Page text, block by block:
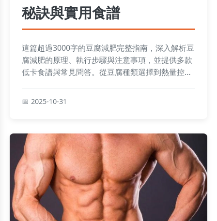
秘訣與實用食譜
這篇超過3000字的豆腐減肥完整指南，深入解析豆
腐減肥的原理、執行步驟與注意事項，並提供多款
低卡食譜與常見問答。從豆腐種類選擇到熱量控
2025-10-31